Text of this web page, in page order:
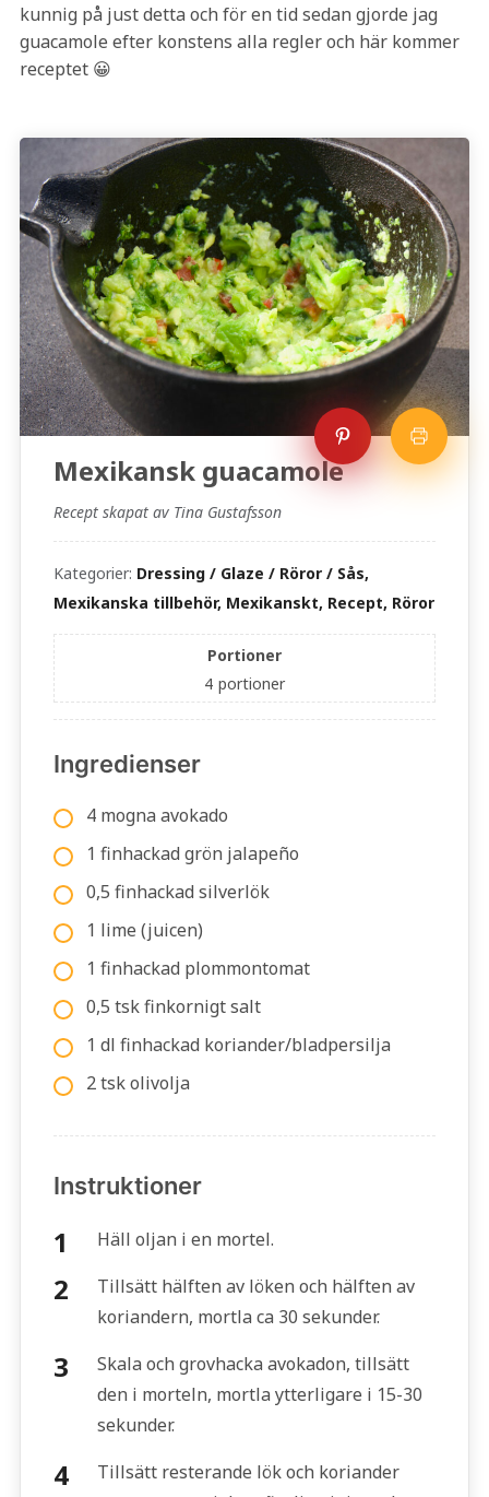
kunnig på just detta och för en tid sedan gjorde jag
guacamole efter konstens alla regler och här kommer
receptet 😀
Mexikansk guacamole
Recept skapat av Tina Gustafsson
Kategorier: Dressing / Glaze / Röror / Sås,
Mexikanska tillbehör, Mexikanskt, Recept, Röror
Portioner
4 portioner
Ingredienser
4 mogna avokado
1 finhackad grön jalapeño
0,5 finhackad silverlök
1 lime (juicen)
1 finhackad plommontomat
0,5 tsk finkornigt salt
1 dl finhackad koriander/bladpersilja
2 tsk olivolja
Instruktioner
Häll oljan i en mortel.
Tillsätt hälften av löken och hälften av
koriandern, mortla ca 30 sekunder.
Skala och grovhacka avokadon, tillsätt
den i morteln, mortla ytterligare i 15-30
sekunder.
Tillsätt resterande lök och koriander